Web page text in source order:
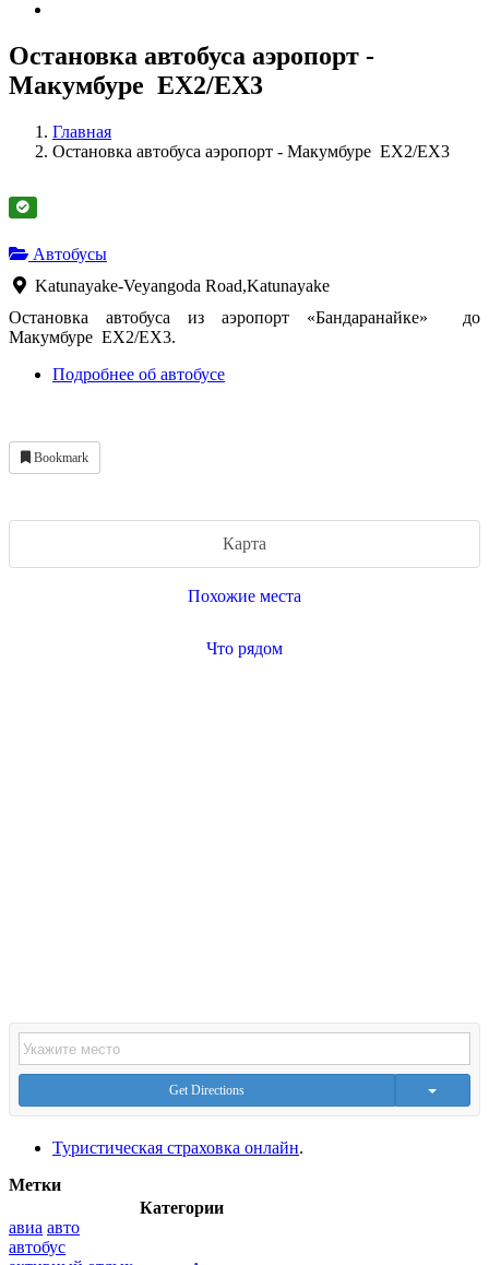
Остановка автобуса аэропорт -
Макумбуре EX2/EX3
Главная
Остановка автобуса аэропорт - Макумбуре EX2/EX3
Автобусы
Katunayake-Veyangoda Road,Katunayake
Остановка автобуса из аэропорт «Бандаранайке» до
Макумбуре EX2/EX3.
Подробнее об автобусе
Bookmark
Карта
Похожие места
Что рядом
Get Directions
Туристическая страховка онлайн.
Категории
Метки
авиа авто
автобус